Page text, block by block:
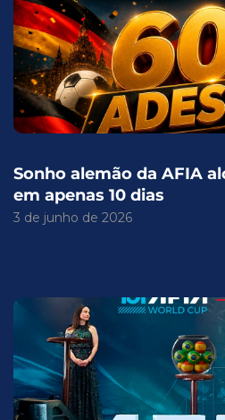
Sonho alemão da AFIA
em apenas 10 dias
3 de junho de 2026